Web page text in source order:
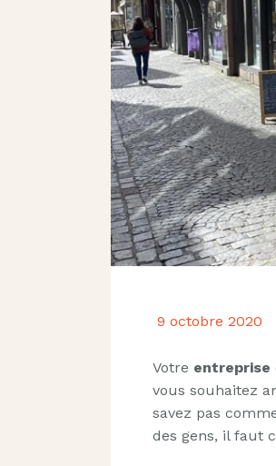
9 octobre 2020
Votre entreprise
vous souhaitez
savez pas
des gens, il faut